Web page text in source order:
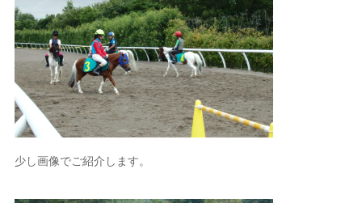
少し画像でご紹介します。